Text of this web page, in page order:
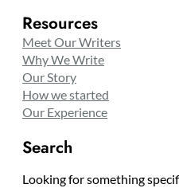
Resources
Meet Our Writers
Why We Write
Our Story
How we started
Our Experience
Search
Looking for something